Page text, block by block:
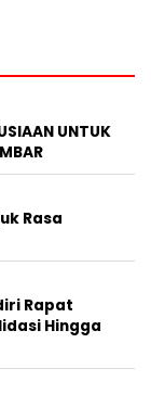
UNTUK
Rasa
Rapat
Hingga